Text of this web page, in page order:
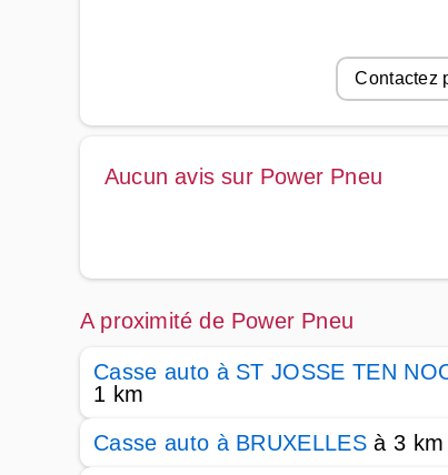
Contactez
Aucun avis sur Power Pneu
A proximité de Power Pneu
Casse auto à ST JOSSE TEN
1 km
Casse auto à BRUXELLES à 3 km